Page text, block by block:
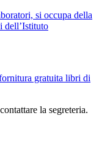
si occupa della
dell’Istituto
gratuita libri di
la segreteria.